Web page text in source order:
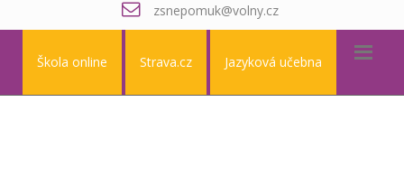
zsnepomuk@volny.cz
Škola online Strava.cz Jazyková učebna